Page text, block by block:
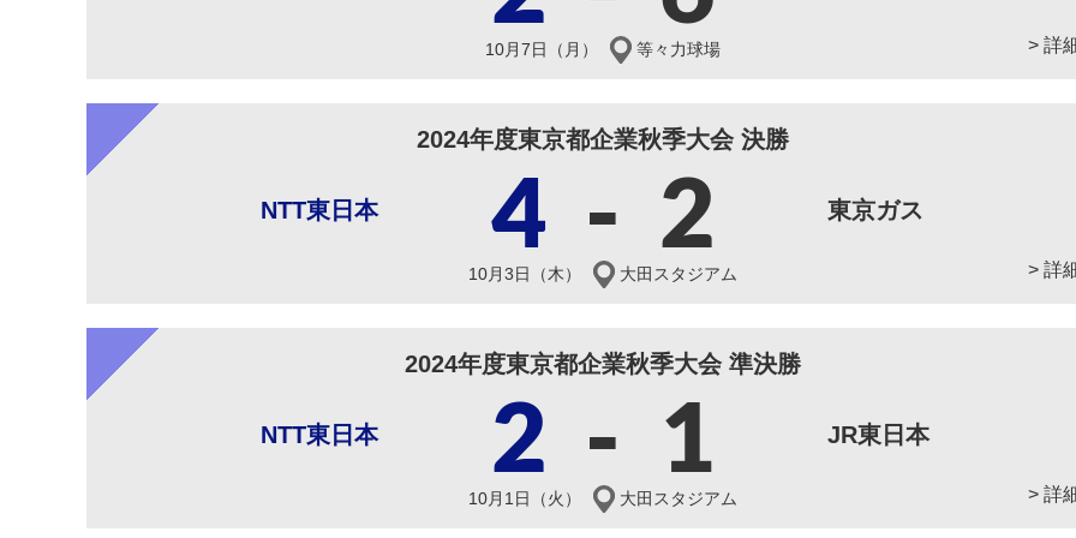
10月7日（月） 等々力球場 > 詳
2024年度東京都企業秋季大会 決勝
NTT東日本 4 - 2 東京ガス
10月3日（木） 大田スタジアム > 詳
2024年度東京都企業秋季大会 準決勝
NTT東日本 2 - 1 JR東日本
10月1日（火） 大田スタジアム > 詳